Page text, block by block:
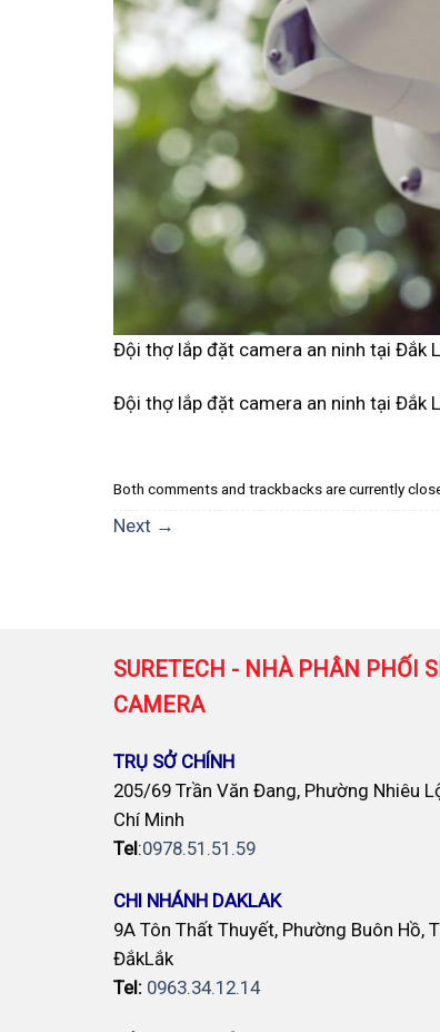
Đội thợ lắp đặt camera an ninh tại Đắk
Đội thợ lắp đặt camera an ninh tại Đắk
Both comments and trackbacks are currently
Next →
SURETECH - NHÀ PHÂN PHỐI
CAMERA
TRỤ SỞ CHÍNH
205/69 Trần Văn Đang, Phường Nhiêu
Chí Minh
Tel:0978.51.51.59
CHI NHÁNH DAKLAK
9A Tôn Thất Thuyết, Phường Buôn Hồ,
ĐắkLắk
Tel: 0963.34.12.14